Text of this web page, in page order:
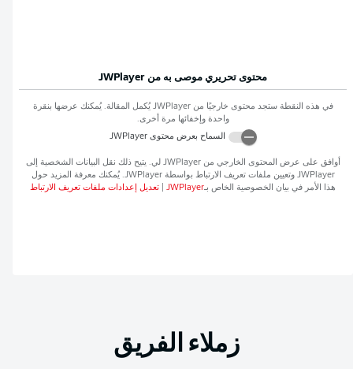
محتوى تحريري موصى به من JWPlayer
في هذه النقطة ستجد محتوى خارجيًا منJWPlayer يُكمل المقالة. يُمكنك عرضها بنقرة
واحدة وإخفائها مرة أخرى.
السماح بعرض محتوىJWPlayer
أوافق على عرض المحتوى الخارجي منJWPlayer لي. يتيح ذلك نقل البيانات الشخصية إلى
JWPlayer وتعيين ملفات تعريف الارتباط بواسطةJWPlayer. يُمكنك معرفة المزيد حول
هذا الأمر في بيان الخصوصية الخاص بـJWPlayer تعديل إعدادات ملفات تعريف الارتباط
زملاء الفريق